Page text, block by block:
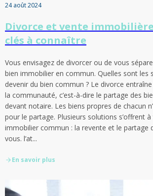
24 août 2024
Divorce et vente
clés à connaître
Vous envisagez de divorcer ou de vous
bien immobilier en commun. Quelles sont les
devenir du bien commun ? Le divorce
la communauté, c’est-à-dire le partage des
devant notaire. Les biens propres de chacun
pour le partage. Plusieurs solutions s’offrent
immobilier commun : la revente et le partage
vous. l’at...
En savoir plus